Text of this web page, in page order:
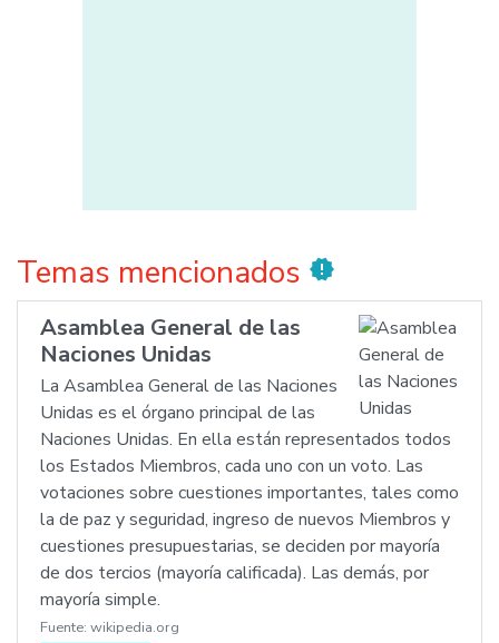
Temas mencionados new_releases
Asamblea General de las
Naciones Unidas
La Asamblea General de las Naciones
Unidas es el órgano principal de las
Naciones Unidas. En ella están representados todos
los Estados Miembros, cada uno con un voto. Las
votaciones sobre cuestiones importantes, tales como
la de paz y seguridad, ingreso de nuevos Miembros y
cuestiones presupuestarias, se deciden por mayoría
de dos tercios (mayoría calificada). Las demás, por
mayoría simple.
Fuente: wikipedia.org